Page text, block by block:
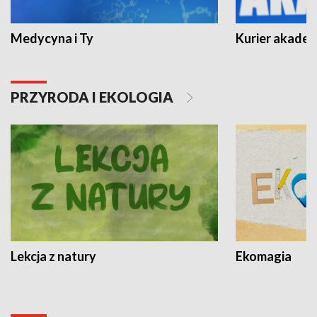
Medycyna i Ty Kurier
PRZYRODA I EKOLOGIA
Lekcja z natury Ekomagia